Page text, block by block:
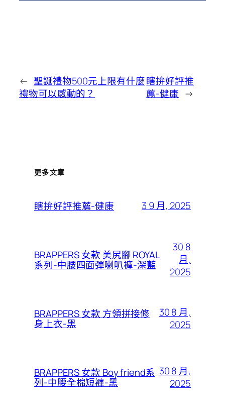
← 聖誕禮物500元上限有什麼
禮物可以感動的？
瞎拚好評推
薦-健康 →
更多文章
瞎拚好評推薦-健康 3 9 月, 2025
BRAPPERS 女款 美尻腳 ROYAL
系列-中腰四面彈喇叭褲-深藍
30 8
月,
2025
BRAPPERS 女款 方領拼接修
身上衣-黑
30 8 月,
2025
BRAPPERS 女款 Boy friend系
列-中腰全棉短褲-黑
30 8 月,
2025